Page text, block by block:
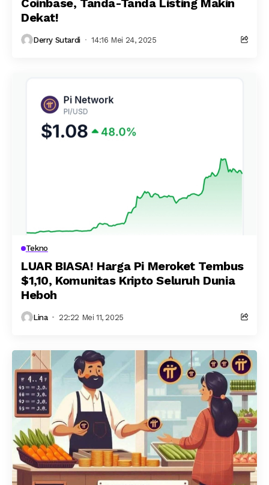
Coinbase, Tanda-Tanda Listing Makin
Dekat!
Derry Sutardi 14:16 Mei 24, 2025
Tekno
LUAR BIASA! Harga Pi Meroket Tembus
$1,10, Komunitas Kripto Seluruh Dunia
Heboh
Lina 22:22 Mei 11, 2025